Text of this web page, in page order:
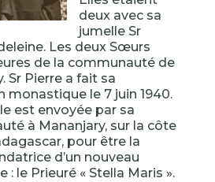
deux avec sa
jumelle Sr
Les deux Sœurs
de la communauté de
Sr Pierre a fait sa
monastique le 7 juin 1940.
est envoyée par sa
à Mananjary, sur la côte
pour être la
d’un nouveau
: le Prieuré « Stella Maris ».